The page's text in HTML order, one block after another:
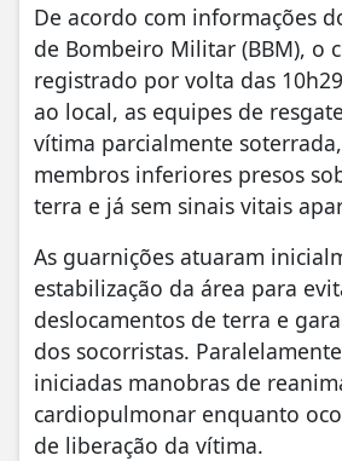
De acordo com informações
de Bombeiro Militar (BBM), o
registrado por volta das
ao local, as equipes de
vítima parcialmente
membros inferiores presos
terra e já sem sinais vitais
As guarnições atuaram
estabilização da área para
deslocamentos de terra e
dos socorristas.
iniciadas manobras de
cardiopulmonar enquanto
de liberação da vítima.